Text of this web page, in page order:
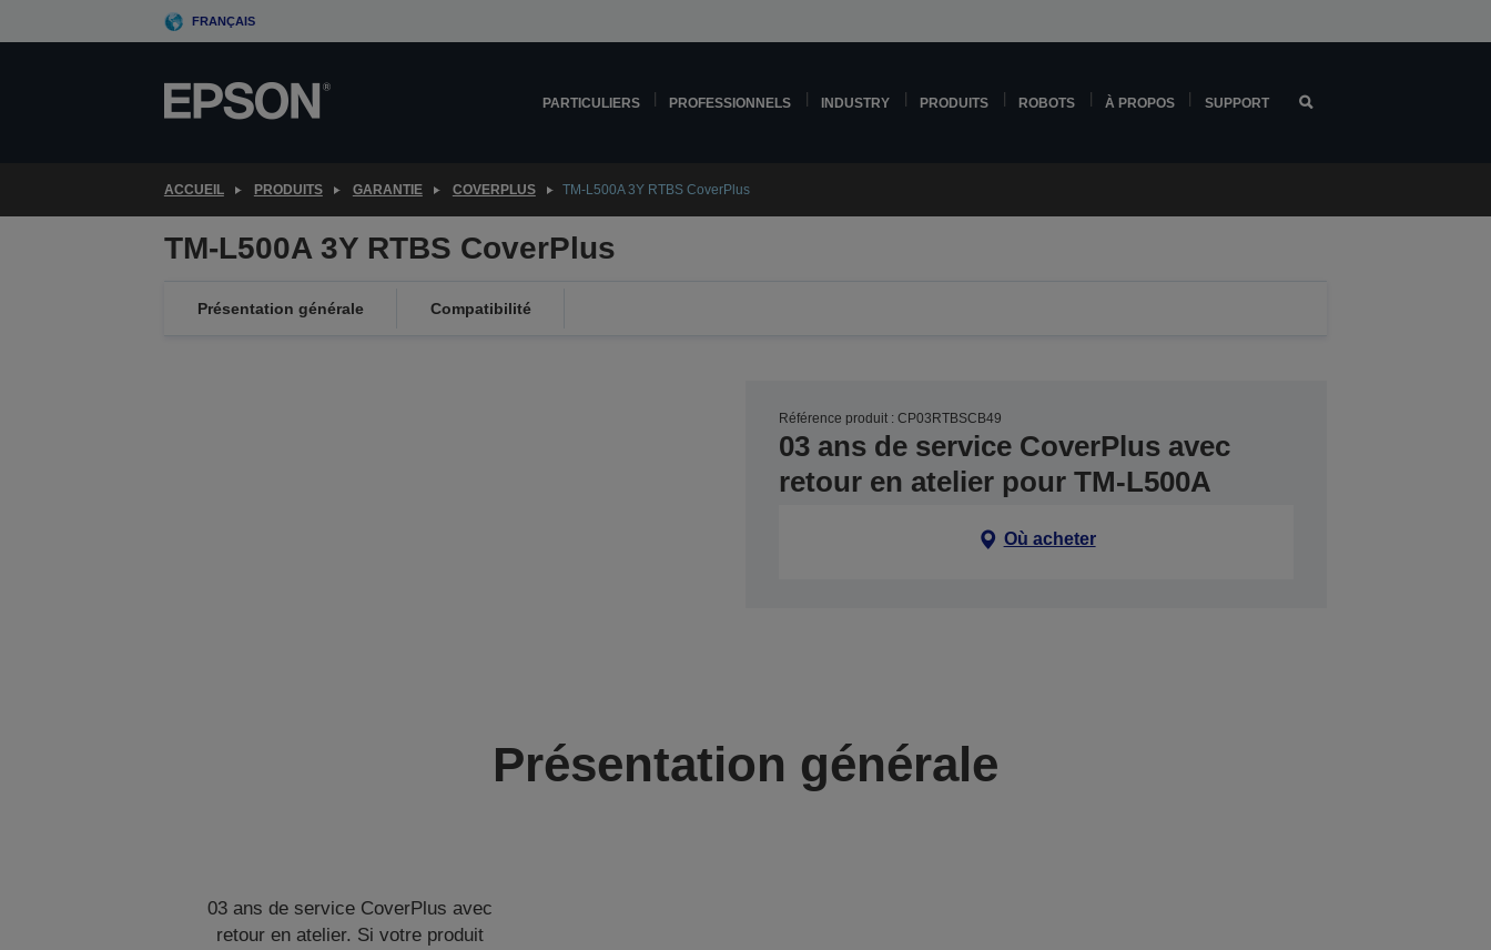
to
FRANÇAIS
PARTICULIERS PROFESSIONNELS INDUSTRY PRODUITS ROBOTS À PROPOS SUPPORT
ACCUEIL PRODUITS GARANTIE COVERPLUS TM-L500A 3Y RTBS CoverPlus
TM-L500A 3Y RTBS CoverPlus
Présentation générale Compatibilité
Référence produit : CP03RTBSCB49
03 ans de service CoverPlus avec
retour en atelier pour TM-L500A
Où acheter
Présentation générale
03 ans de service CoverPlus avec
retour en atelier. Si votre produit